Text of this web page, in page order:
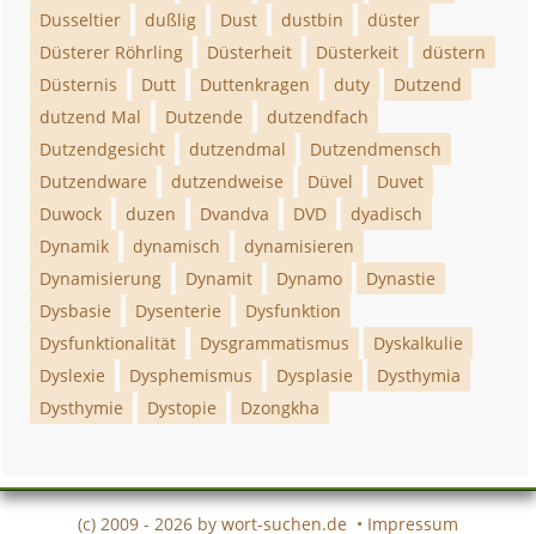
Dusseltier
dußlig Dust dustbin
düster
Düsterer Röhrling
Düsterheit Düsterkeit
düstern
Düsternis
Dutt Duttenkragen duty
Dutzend
dutzend Mal
Dutzende
dutzendfach
Dutzendgesicht
dutzendmal
Dutzendmensch
Dutzendware
dutzendweise Düvel
Duvet
Duwock
duzen Dvandva DVD
dyadisch
Dynamik
dynamisch
dynamisieren
Dynamisierung
Dynamit Dynamo
Dynastie
Dysbasie
Dysenterie
Dysfunktion
Dysfunktionalität
Dysgrammatismus
Dyskalkulie
Dyslexie
Dysphemismus Dysplasie
Dysthymia
Dysthymie
Dystopie Dzongkha
(c) 2009 - 2026 by wort-suchen.de • Impressum